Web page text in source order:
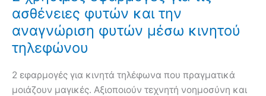
ασθένειες φυτών και την
αναγνώριση φυτών μέσω κινητού
τηλεφώνου
2 εφαρμογές για κινητά τηλέφωνα που πραγματικά
μοιάζουν μαγικές. Αξιοποιούν τεχνητή νοημοσύνη και